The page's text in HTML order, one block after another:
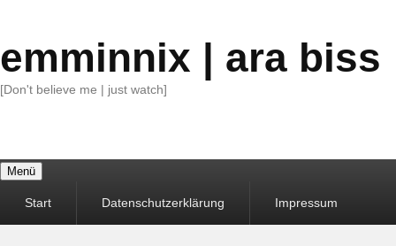
emminnix | ara biss
[Don't believe me | just watch]
Menü
MenüStart Datenschutzerklärung Impressum